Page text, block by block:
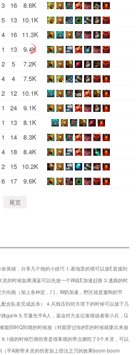
3 16
8.6K
5 13 10.1K
4 16 11.3K
1 13
9.4K
2 5
7.2K
4 4
7.5K
2 12 10.1K
1 24
9.1K
1 13
8.1K
1 14
8.3K
4 18
8.4K
2 15 10.2K
6 17 9.6K
尾页
命英雄，分享几个他的小技巧 1.基地里的墙可以放E直接到
灵的时候如果满蓝可以先放一个W或E加速赶路 3.逃跑的时
向跑（加上各种定，门，W奶加速，野区就是遛狗的节
合队友完成反杀） 4.兵线压到对方塔下的时候可以放下几
路gank 5.尽量先平A人，逼迫对方走位靠墙或者靠小兵，Q
能同时Q到墙的时候放（对面穿过你的E的时候就要出来放
6.1级的时候巴德伤害是很客观的带点燃吃了3个木灵，可以
（平A附带木灵的伤害加上窃法之刃的效果boom boom